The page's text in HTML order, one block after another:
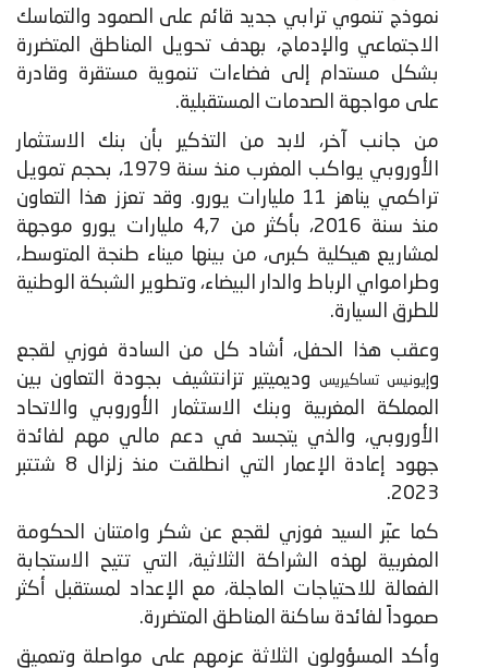
نموذج تنموي ترابي جديد قائم على الصمود والتماسك
الاجتماعي والإدماج، بهدف تحويل المناطق المتضررة
بشكل مستدام إلى فضاءات تنموية مستقرة وقادرة
على مواجهة الصدمات المستقبلية.
من جانب آخر، لابد من التذكير بأن بنك الاستثمار
الأوروبي يواكب المغرب منذ سنة 1979، بحجم تمويل
تراكمي يناهز 11 مليارات يورو. وقد تعزز هذا التعاون
منذ سنة 2016، بأكثر من 4,7 مليارات يورو موجهة
لمشاريع هيكلية كبرى، من بينها ميناء طنجة المتوسط،
وطرامواي الرباط والدار البيضاء، وتطوير الشبكة الوطنية
للطرق السيارة.
وعقب هذا الحفل، أشاد كل من السادة فوزي لقجع
و إيونيس تساكيريس
وديميتير تزانتشيف بجودة التعاون بين
المملكة المغربية وبنك الاستثمار الأوروبي والاتحاد
الأوروبي، والذي يتجسد في دعم مالي مهم لفائدة
جهود إعادة الإعمار التي انطلقت منذ زلزال 8 شتتبر
2023.
كما عبّر السيد فوزي لقجع عن شكر وامتنان الحكومة
المغربية لهذه الشراكة الثلاثية، التي تتيح الاستجابة
الفعالة للاحتياجات العاجلة، مع الإعداد لمستقبل أكثر
صموداً لفائدة ساكنة المناطق المتضررة.
وأكد المسؤولون الثلاثة عزمهم على مواصلة وتعميق